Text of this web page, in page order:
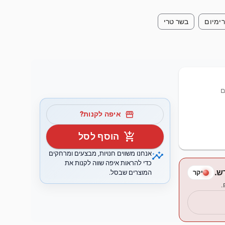
בשר טרי
יקר
storefront איפה לקנות?
add_shopping_cart הוסף לסל
insightsאנחנו משווים חנויות, מבצעים ומרחקים
כדי להראות איפה שווה לקנות את
המוצרים שבסל.